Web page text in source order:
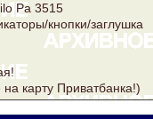
Pa 3515
кнопки/заглушка
карту Приватбанка!)